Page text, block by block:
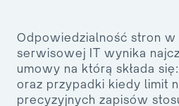
Odpowiedzialność stron w
serwisowej IT wynika
umowy na którą składa
oraz przypadki kiedy limit
precyzyjnych zapisów